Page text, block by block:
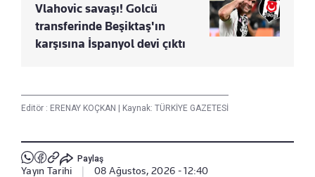
Vlahovic savaşı! Golcü
transferinde Beşiktaş'ın
karşısına İspanyol devi çıktı
Editör : ERENAY KOÇKAN Kaynak: TÜRKİYE GAZETESİ
Paylaş
Yayın Tarihi 08 Ağustos, 2026 - 12:40